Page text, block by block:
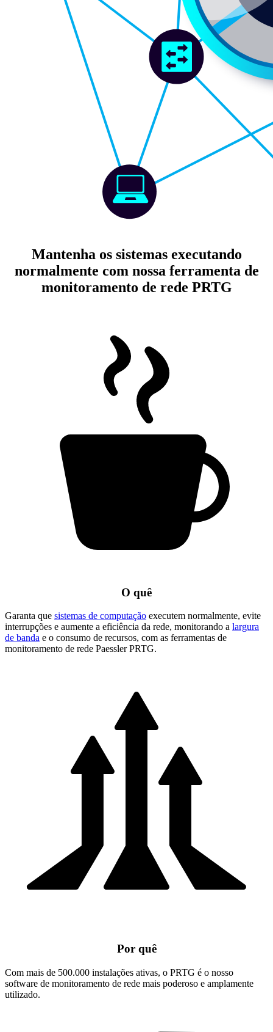
Mantenha os sistemas executando
normalmente com nossa ferramenta de
monitoramento de rede PRTG
O quê
Garanta que sistemas de computação executem normalmente, evite
interrupções e aumente a eficiência da rede, monitorando a largura
de banda e o consumo de recursos, com as ferramentas de
monitoramento de rede Paessler PRTG.
Por quê
Com mais de 500.000 instalações ativas, o PRTG é o nosso
software de monitoramento de rede mais poderoso e amplamente
utilizado.